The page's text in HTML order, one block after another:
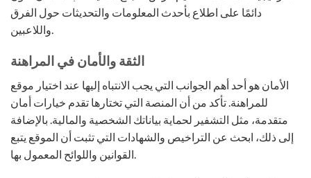
دائمًا على اطلاع بأحدث المعلومات والتحديثات حول الفرق
واللاعبين.
الثقة والأمان في المراهنة
الأمان هو أحد أهم الجوانب التي يجب الانتباه إليها عند اختيار موقع
للمراهنة. تأكد من أن المنصة التي تختارها تقدم خيارات أمان
متقدمة، مثل التشفير لحماية بياناتك الشخصية والمالية. بالإضافة
إلى ذلك، ابحث عن التراخيص والشهادات التي تثبت أن الموقع يتبع